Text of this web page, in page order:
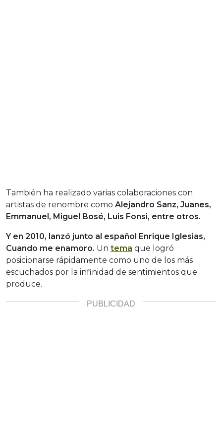
También ha realizado varias colaboraciones con
artistas de renombre como Alejandro Sanz, Juanes,
Emmanuel, Miguel Bosé, Luis Fonsi, entre otros.
Y en 2010, lanzó junto al español Enrique Iglesias,
Cuando me enamoro. Un tema que logró
posicionarse rápidamente como uno de los más
escuchados por la infinidad de sentimientos que
produce.